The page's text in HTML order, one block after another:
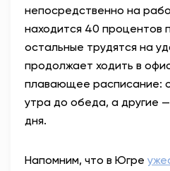
непосредственно на
находится 40 процентов
остальные трудятся на
продолжает ходить в
плавающее расписание:
утра до обеда, а другие
дня.
Напомним, что в Югре